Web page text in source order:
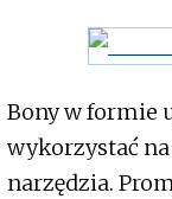
Bony w formie
wykorzystać
narzędzia.